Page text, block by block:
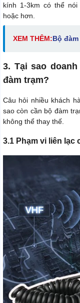
kính 1-3km có thể
hoặc hơn.
XEM THÊM:Bộ
3. Tại sao
đàm trạm?
Câu hỏi nhiều khách
sao còn cần bộ đàm
không thể thay thế.
3.1 Phạm vi liên lạc